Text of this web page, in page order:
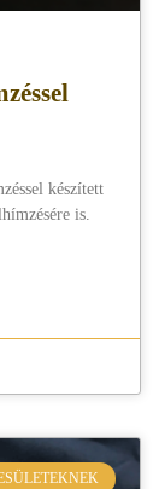
készített
is.